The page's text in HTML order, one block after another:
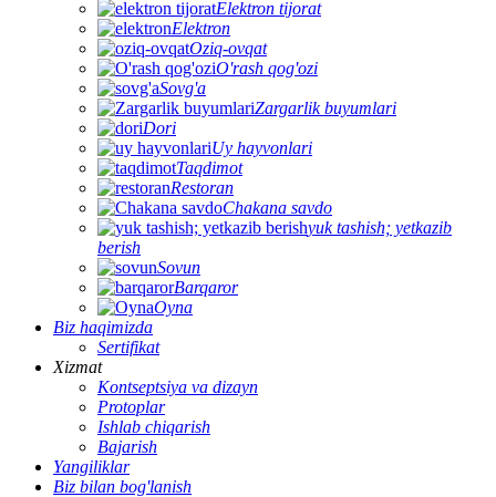
Elektron tijorat
Elektron
Oziq-ovqat
O'rash qog'ozi
Sovg'a
Zargarlik buyumlari
Dori
Uy hayvonlari
Taqdimot
Restoran
Chakana savdo
yuk tashish; yetkazib
berish
Sovun
Barqaror
Oyna
Biz haqimizda
Sertifikat
Xizmat
Kontseptsiya va dizayn
Protoplar
Ishlab chiqarish
Bajarish
Yangiliklar
Biz bilan bog'lanish